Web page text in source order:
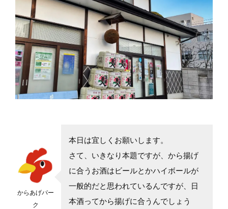
からあげパー
ク
本日は宜しくお願いします。
さて、いきなり本題ですが、から揚げ
に合うお酒はビールとかハイボールが
一般的だと思われているんですが、日
本酒ってから揚げに合うんでしょう